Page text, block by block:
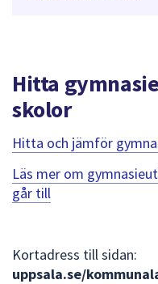
Hitta
skolor
Hitta och jämför
Läs mer om
går till
Kortadress till sidan:
uppsala.se/